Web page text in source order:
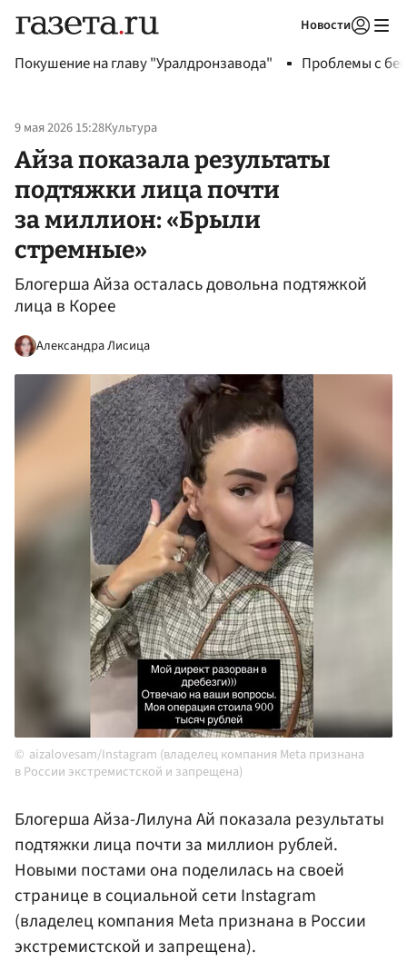
Новости
Покушение на главу "Уралдронзавода" Проблемы с
9 мая 2026 15:28Культура
Айза показала результаты
подтяжки лица почти
за миллион: «Брыли
стремные»
Блогерша Айза осталась довольна подтяжкой
лица в Корее
Александра Лисица
aizalovesam/Instagram (владелец компания Meta признана
в России экстремистской и запрещена)
Блогерша Айза-Лилуна Ай показала результаты
подтяжки лица почти за миллион рублей.
Новыми постами она поделилась на своей
странице в социальной сети Instagram
(владелец компания Meta признана в России
экстремистской и запрещена).